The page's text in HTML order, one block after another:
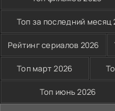
Топ за последний месяц
Рейтинг сериалов 2026
Топ март 2026
Топ июнь 2026